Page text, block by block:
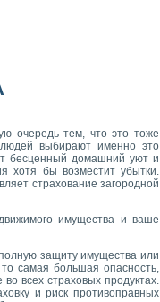
очередь тем, что это тоже
выбирают именно это
бесценный домашний уют и
хотя бы возместит убытки.
страхование загородной
имущества и ваше
защиту имущества или
самая большая опасность,
всех страховых продуктах.
и риск противоправных